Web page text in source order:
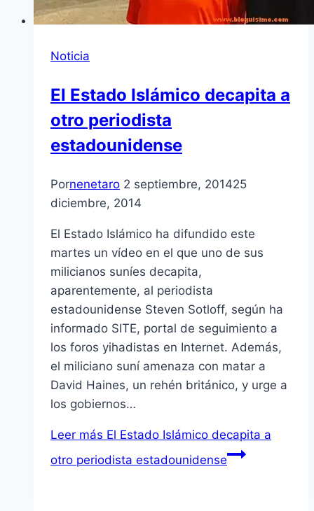
Noticia
El Estado Islámico decapita a
otro periodista
estadounidense
Pornenetaro 2 septiembre, 201425
diciembre, 2014
El Estado Islámico ha difundido este
martes un vídeo en el que uno de sus
milicianos suníes decapita,
aparentemente, al periodista
estadounidense Steven Sotloff, según ha
informado SITE, portal de seguimiento a
los foros yihadistas en Internet. Además,
el miliciano suní amenaza con matar a
David Haines, un rehén británico, y urge a
los gobiernos…
Leer más El Estado Islámico decapita a
otro periodista estadounidense